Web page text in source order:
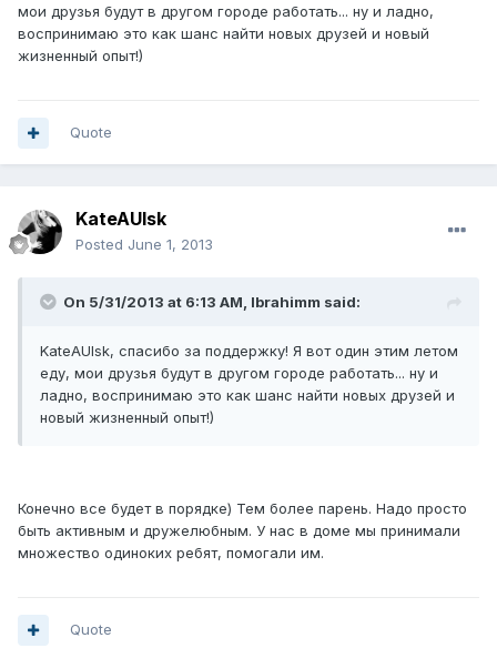
мои друзья будут в другом городе работать... ну и ладно,
воспринимаю это как шанс найти новых друзей и новый
жизненный опыт!)
Quote
KateAUlsk
Posted June 1, 2013
On 5/31/2013 at 6:13 AM, Ibrahimm said:
KateAUlsk, спасибо за поддержку! Я вот один этим летом
еду, мои друзья будут в другом городе работать... ну и
ладно, воспринимаю это как шанс найти новых друзей и
новый жизненный опыт!)
Конечно все будет в порядке) Тем более парень. Надо просто
быть активным и дружелюбным. У нас в доме мы принимали
множество одиноких ребят, помогали им.
Quote